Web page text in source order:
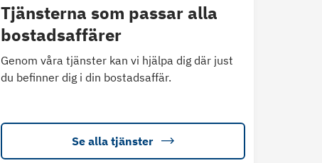
Tjänsterna som passar alla
bostadsaffärer
Genom våra tjänster kan vi hjälpa dig där just
du befinner dig i din bostadsaffär.
Se alla tjänster